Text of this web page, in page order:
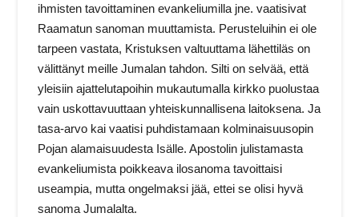
ihmisten tavoittaminen evankeliumilla jne. vaatisivat
Raamatun sanoman muuttamista. Perusteluihin ei ole
tarpeen vastata, Kristuksen valtuuttama lähettiläs on
välittänyt meille Jumalan tahdon. Silti on selvää, että
yleisiin ajattelutapoihin mukautumalla kirkko puolustaa
vain uskottavuuttaan yhteiskunnallisena laitoksena. Ja
tasa-arvo kai vaatisi puhdistamaan kolminaisuusopin
Pojan alamaisuudesta Isälle. Apostolin julistamasta
evankeliumista poikkeava ilosanoma tavoittaisi
useampia, mutta ongelmaksi jää, ettei se olisi hyvä
sanoma Jumalalta.